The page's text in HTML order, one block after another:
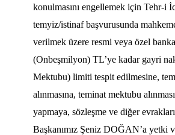
konulmasını engellemek için Tehr-i
temyiz/istinaf başvurusunda
verilmek üzere resmi veya özel
(Onbeşmilyon) TL’ye kadar gayri
Mektubu) limiti tespit edilmesine,
alınmasına, teminat mektubu
yapmaya, sözleşme ve diğer
Başkanımız Şeniz DOĞAN’a yetki